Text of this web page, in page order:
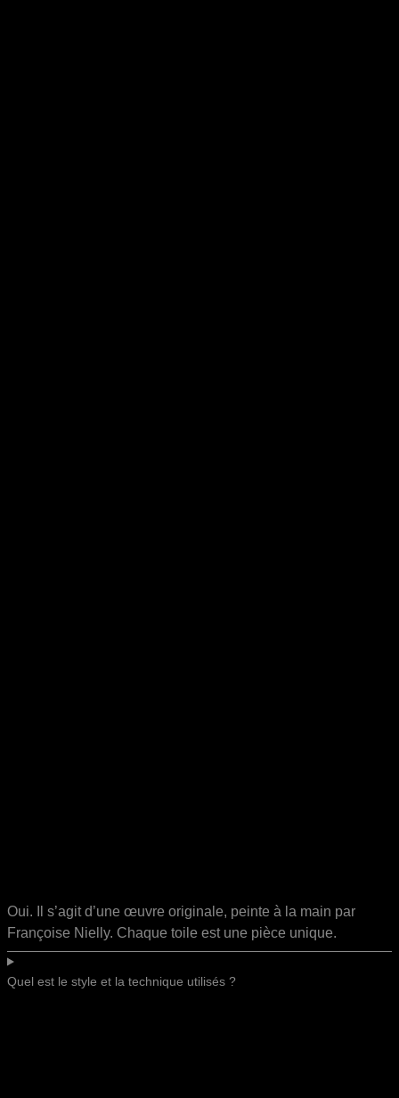
Oui. Il s’agit d’une œuvre originale, peinte à la main par
Françoise Nielly. Chaque toile est une pièce unique.
Quel est le style et la technique utilisés ?